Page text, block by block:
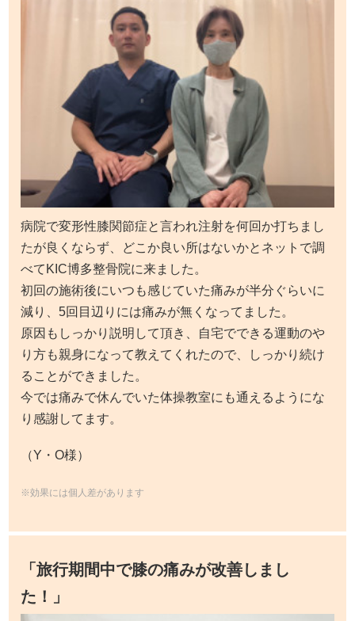
病院で変形性膝関節症と言われ注射を何回か打ちまし
たが良くならず、どこか良い所はないかとネットで調
べてKIC博多整骨院に来ました。
初回の施術後にいつも感じていた痛みが半分ぐらいに
減り、5回目辺りには痛みが無くなってました。
原因もしっかり説明して頂き、自宅でできる運動のや
り方も親身になって教えてくれたので、しっかり続け
ることができました。
今では痛みで休んでいた体操教室にも通えるようにな
り感謝してます。
（Y・O様）
※効果には個人差があります
「旅行期間中で膝の痛みが改善しまし
た！
」